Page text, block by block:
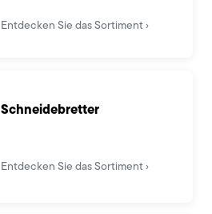
Entdecken Sie das Sortiment
Schneidebretter
Entdecken Sie das Sortiment